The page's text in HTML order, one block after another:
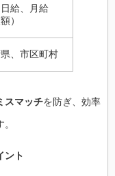
給、月給
）
、市区町村
スマッチを防ぎ、効率
ント